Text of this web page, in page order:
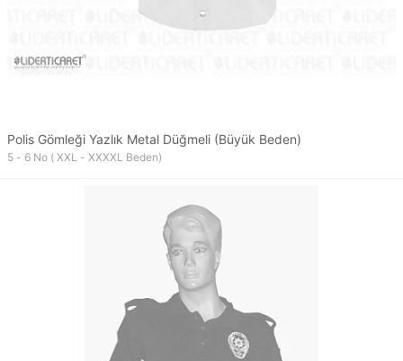
Polis Gömleği Yazlık Metal Düğmeli (Büyük Beden)
5 - 6 No ( XXL - XXXXL Beden)